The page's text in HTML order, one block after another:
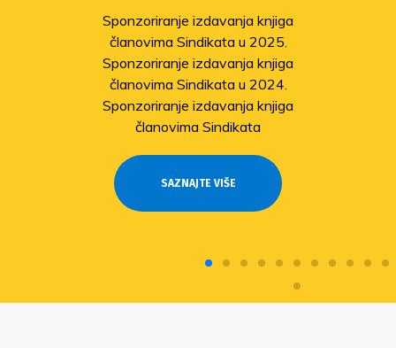
Sponzoriranje izdavanja knjiga
članovima Sindikata u 2025.
Sponzoriranje izdavanja knjiga
članovima Sindikata u 2024.
Sponzoriranje izdavanja knjiga
članovima Sindikata
SAZNAJTE VIŠE